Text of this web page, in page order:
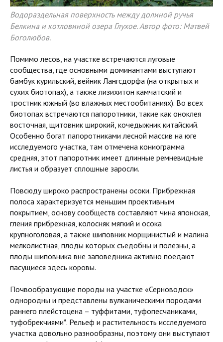
Водораздельная поверхность между долиной ручья
Белкина и котловиной озера Глухое. Автор фото: Матвей
Боголюбов.
Помимо лесов, на участке встречаются луговые
сообщества, где основными доминантами выступают
бамбук курильский, вейник Лангсдорфа (на открытых и
сухих биотопах), а также лизихитон камчатский и
тростник южный (во влажных местообитаниях). Во всех
биотопах встречаются папоротники, такие как оноклея
восточная, щитовник широкий, кочедыжник китайский.
Особенно богат папоротниками лесной массив на юге
исследуемого участка, там отмечена кониограмма
средняя, этот папоротник имеет длинные ремневидные
листья и образует сплошные заросли.
Повсюду широко распространены осоки. Прибрежная
полоса характеризуется меньшим проективным
покрытием, основу сообществ составляют чина японская,
гления прибрежная, колосняк мягкий и осока
крупноголовая, а также шиповник морщинистый и малина
мелколистная, плоды которых съедобны и полезны, а
плоды шиповника вне заповедника активно поедают
пасущиеся здесь коровы.
Почвообразующие породы на участке «Серноводск»
однородны и представлены вулканическими породами
раннего плейстоцена – туффитами, туфопесчаниками,
туфобрекчиями*. Рельеф и растительность исследуемого
участка довольно разнообразны, поэтому они выступают